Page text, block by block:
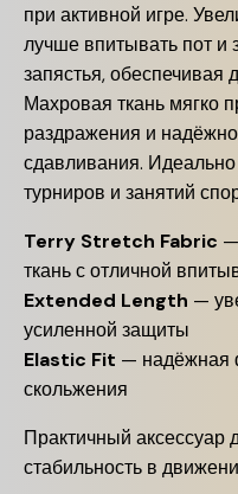
при активной игре.
лучше впитывать пот и
запястья, обеспечивая
Махровая ткань мягко
раздражения и
сдавливания.
турниров и занятий
Terry Stretch Fabric
ткань с отличной
Extended Length —
усиленной защиты
Elastic Fit — надёжная
скольжения
Практичный аксессуар
стабильность в